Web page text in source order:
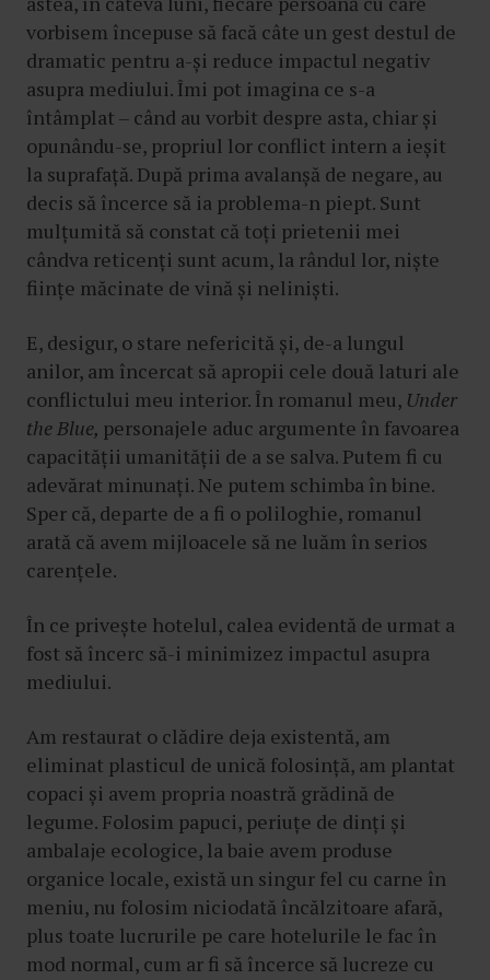
vorbisem începuse să facă câte un gest destul de
dramatic pentru a-și reduce impactul negativ
asupra mediului. Îmi pot imagina ce s-a
întâmplat – când au vorbit despre asta, chiar și
opunându-se, propriul lor conflict intern a ieșit
la suprafață. După prima avalanșă de negare, au
decis să încerce să ia problema-n piept. Sunt
mulțumită să constat că toți prietenii mei
cândva reticenți sunt acum, la rândul lor, niște
ființe măcinate de vină și neliniști.
E, desigur, o stare nefericită și, de-a lungul
anilor, am încercat să apropii cele două laturi ale
conflictului meu interior. În romanul meu, Under
the Blue, personajele aduc argumente în favoarea
capacității umanității de a se salva. Putem fi cu
adevărat minunați. Ne putem schimba în bine.
Sper că, departe de a fi o poliloghie, romanul
arată că avem mijloacele să ne luăm în serios
carențele.
În ce privește hotelul, calea evidentă de urmat a
fost să încerc să-i minimizez impactul asupra
mediului.
Am restaurat o clădire deja existentă, am
eliminat plasticul de unică folosință, am plantat
copaci și avem propria noastră grădină de
legume. Folosim papuci, periuțe de dinți și
ambalaje ecologice, la baie avem produse
organice locale, există un singur fel cu carne în
meniu, nu folosim niciodată încălzitoare afară,
plus toate lucrurile pe care hotelurile le fac în
mod normal, cum ar fi să încerce să lucreze cu